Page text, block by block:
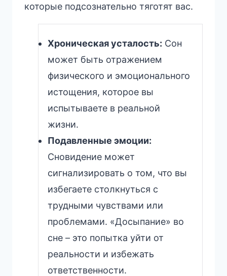
которые подсознательно тяготят вас.
Хроническая усталость: Сон
может быть отражением
физического и эмоционального
истощения, которое вы
испытываете в реальной
жизни.
Подавленные эмоции:
Сновидение может
сигнализировать о том, что вы
избегаете столкнуться с
трудными чувствами или
проблемами. «Досыпание» во
сне – это попытка уйти от
реальности и избежать
ответственности.